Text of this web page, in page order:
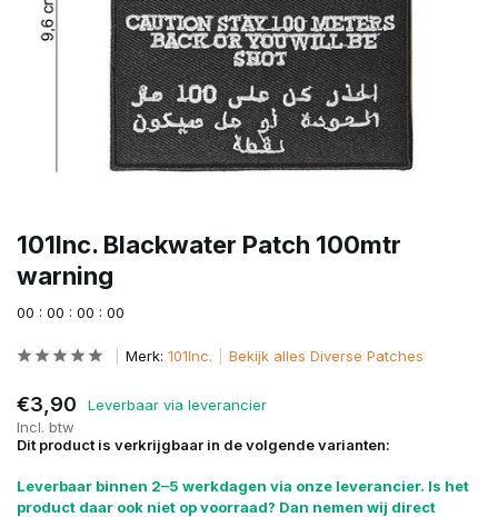
101Inc. Blackwater Patch 100mtr
warning
00 : 00 : 00 : 00
Merk: 101Inc. Bekijk alles Diverse Patches
€3,90
Leverbaar via leverancier
Incl. btw
Dit product is verkrijgbaar in de volgende varianten:
Leverbaar binnen 2–5 werkdagen via onze leverancier. Is het
product daar ook niet op voorraad? Dan nemen wij direct